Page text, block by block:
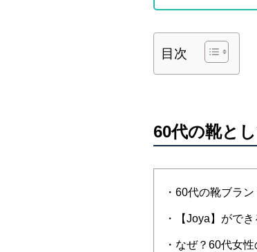
目次
60代の靴と
・60代の靴ブラ
・【Joya】がで
・なぜ？60代女